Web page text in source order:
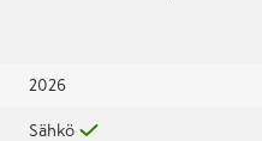
2026
Sähkö